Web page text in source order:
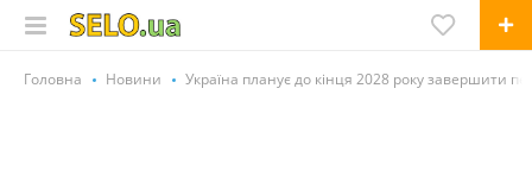
Головна Новини Україна планує до кінця 2028 року завершити